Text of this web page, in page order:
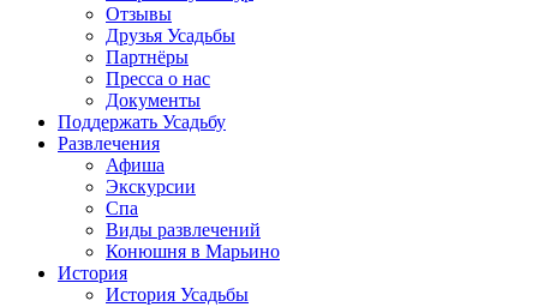
Отзывы
Друзья Усадьбы
Партнёры
Пресса о нас
Документы
Поддержать Усадьбу
Развлечения
Афиша
Экскурсии
Спа
Виды развлечений
Конюшня в Марьино
История
История Усадьбы